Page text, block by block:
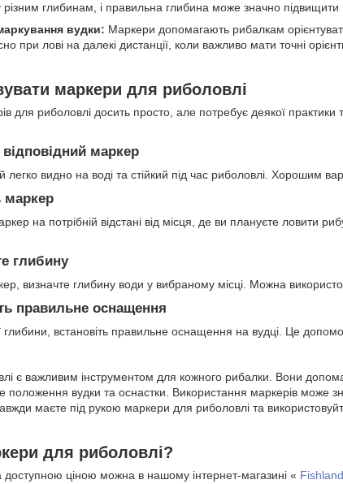
різним глибинам, і правильна глибина може значно
вудки: Маркери допомагають рибалкам
при лові на далекі дистанції, коли важливо мати точні
маркери для риболовлі
для риболовлі досить просто, але потребує деякої практики
маркер
легко видно на воді та стійкий під час риболовлі. Хорошим
маркер
на потрібній відстані від місця, де ви плануєте ловити
глибину
визначте глибину води у вибраному місці. Можна
правильне оснащення
глибини, встановіть правильне оснащення на вудці. Це
є важливим інструментом для кожного рибалки. Вони
положення вудки та оснастки. Використання маркерів може
маєте під рукою маркери для риболовлі та
для риболовлі?
ціною можна в нашому інтернет-магазині « Fishland